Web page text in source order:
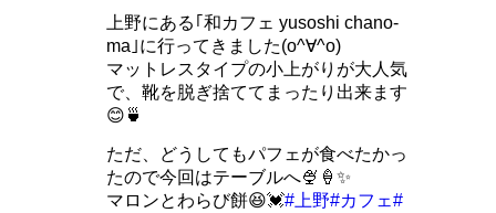
上野にある｢和カフェ yusoshi chano-
ma｣に行ってきました(o^∀^o)
マットレスタイプの小上がりが大人気
で、靴を脱ぎ捨ててまったり出来ます
😊🍵
ただ、どうしてもパフェが食べたかっ
たので今回はテーブルへ🍨🍦✨
マロンとわらび餅😆💓#上野#カフェ#